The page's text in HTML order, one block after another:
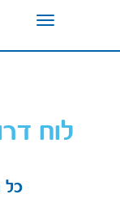
Toggle
לוח
כל